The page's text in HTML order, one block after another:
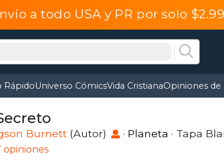
a todo USA y PR por solo
RápidoUniverso CómicsVida CristianaOpiniones de
Burnett (Autor) · Planeta · Tapa
opiniones